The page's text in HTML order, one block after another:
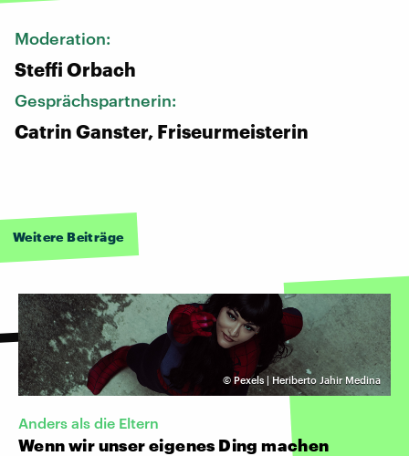
Moderation:
Steffi Orbach
Gesprächspartnerin:
Catrin Ganster, Friseurmeisterin
Weitere Beiträge
©Pexels | Heriberto Jahir Medina
Anders als die Eltern
Wenn wir unser eigenes Ding machen